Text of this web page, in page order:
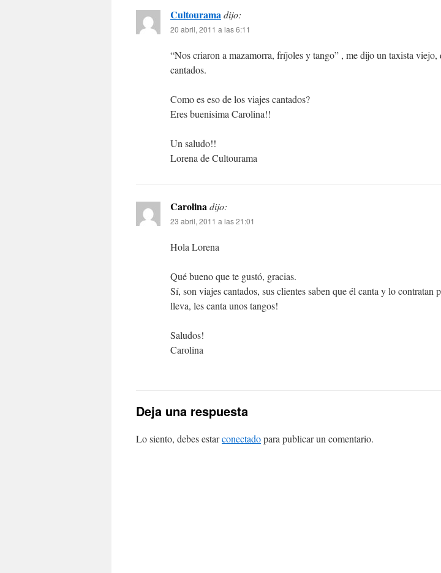
Cultouramadijo:
20 abril, 2011 a las 6:11
“Nos criaron a mazamorra, fríjoles y tango” , me dijo un taxista viejo,
cantados.
Como es eso de los viajes cantados?
Eres buenisima Carolina!!
Un saludo!!
Lorena de Cultourama
Carolinadijo:
23 abril, 2011 a las 21:01
Hola Lorena
Qué bueno que te gustó, gracias.
Sí, son viajes cantados, sus clientes saben que él canta y lo contratan
lleva, les canta unos tangos!
Saludos!
Carolina
Deja una respuesta
Lo siento, debes estarconectadopara publicar un comentario.